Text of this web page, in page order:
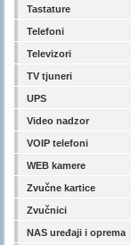
Tastature
Telefoni
Televizori
TV tjuneri
UPS
Video nadzor
VOIP telefoni
WEB kamere
Zvučne kartice
Zvučnici
NAS uređaji i oprema